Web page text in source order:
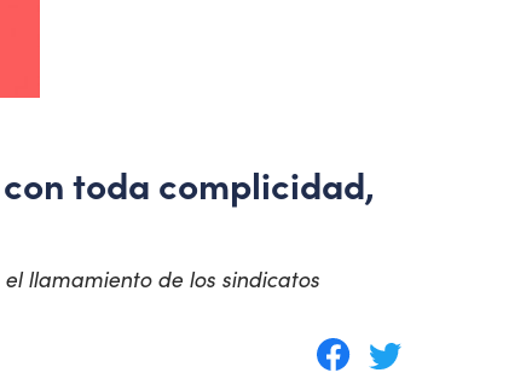
toda complicidad,
llamamiento de los sindicatos